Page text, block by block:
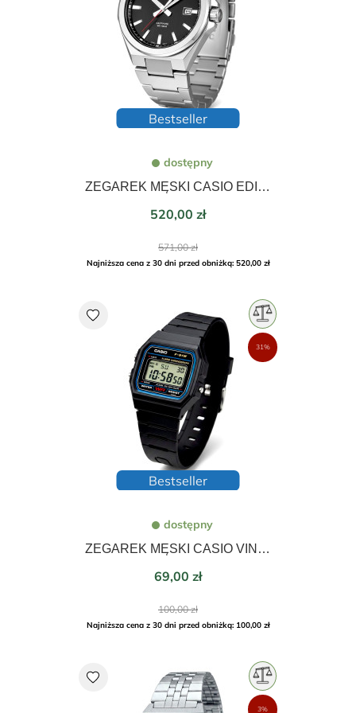
Bestseller
dostępny
ZEGAREK MĘSKI CASIO EDIFICE SAPPHIRE 45mm EFB-108D-1AVUEF
Cena
520,00 zł
Cena
podstawowa
571,00 zł
Najniższa cena z 30 dni przed obniżką: 520,00 zł
Bestseller
dostępny
ZEGAREK MĘSKI CASIO VINTAGE DIGITAL 35mm F-91W-1YEG
Cena
69,00 zł
Cena
podstawowa
100,00 zł
Najniższa cena z 30 dni przed obniżką: 100,00 zł
favorite
31%
favorite
3%